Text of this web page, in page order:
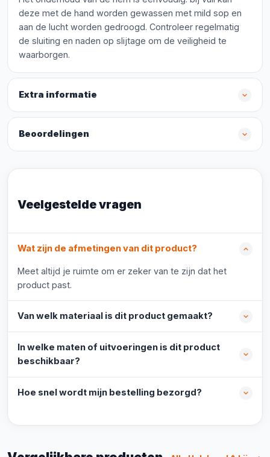
deze met de hand worden gewassen met mild sop en
aan de lucht worden gedroogd. Controleer regelmatig
de sluiting en naden op slijtage om de veiligheid te
waarborgen.
Extra informatie
Beoordelingen
Veelgestelde vragen
Wat zijn de afmetingen van dit product?
Meet altijd je ruimte om er zeker van te zijn dat het
product past.
Van welk materiaal is dit product gemaakt?
In welke maten of uitvoeringen is dit product
beschikbaar?
Hoe snel wordt mijn bestelling bezorgd?